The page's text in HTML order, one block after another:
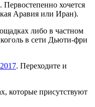
хочется
Аравия или Иран).
либо в частном
в сети Дьюти-фри
. Переходите и
которые присутствуют